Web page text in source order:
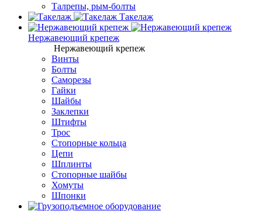
Талрепы, рым-болты
Такелаж
Нержавеющий крепеж
Нержавеющий крепеж
Винты
Болты
Саморезы
Гайки
Шайбы
Заклепки
Штифты
Трос
Стопорные кольца
Цепи
Шплинты
Стопорные шайбы
Хомуты
Шпонки